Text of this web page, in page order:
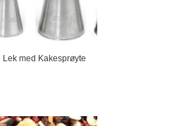
Lek med Kakesprøyte